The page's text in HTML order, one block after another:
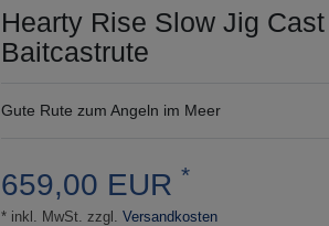
Hearty Rise Slow Jig
Baitcastrute
Gute Rute zum Angeln im Meer
659,00 EUR *
* inkl. MwSt. zzgl. Versandkosten